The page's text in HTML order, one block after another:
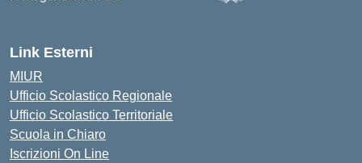
Link Esterni
MIUR
Ufficio Scolastico Regionale
Ufficio Scolastico Territoriale
Scuola in Chiaro
Iscrizioni On Line